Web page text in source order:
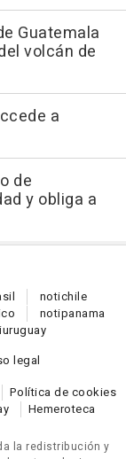
Guatemala
volcán de
a
de
y obliga a
notichile
notipanama
uruguay
legal
Política de cookies
Hemeroteca
la redistribución y